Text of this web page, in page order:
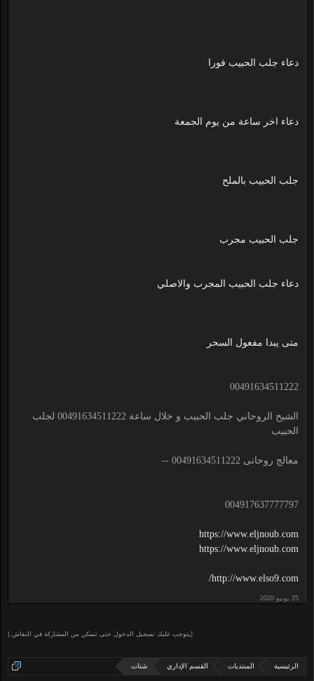
دعاء جلب الحبيب فورا
دعاء اخر ساعة من يوم الجمعة
جلب الحبيب بالملح
جلب الحبيب مجرب
دعاء جلب الحبيب المجرب والاصلي
متى يبدا مفعول السحر
00491634511222
الشيخ الروحاني جلب الحبيب و خلال ساعة 00491634511222 لجلب
الحبيب
معالج روحانى 00491634511222 --
004917637777797
https://www.eljnoub.com
https://www.eljnoub.com
http://www.elso9.com/
(يتوجب عليك تسجيل الدخول حتى تتمكن من المشاركة في النقاش.)
الرئيسية المنتديات القسم الإداري شتات